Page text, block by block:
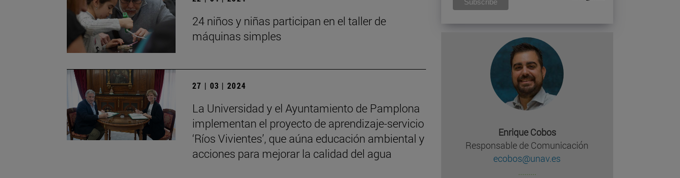
24 niños y niñas participan en el taller de
máquinas simples
27 | 03 | 2024
La Universidad y el Ayuntamiento de Pamplona
implementan el proyecto de aprendizaje-servicio
‘Ríos Vivientes’, que aúna educación ambiental y
acciones para mejorar la calidad del agua
Enrique Cobos
Responsable de Comunicación
ecobos@unav.es
.........